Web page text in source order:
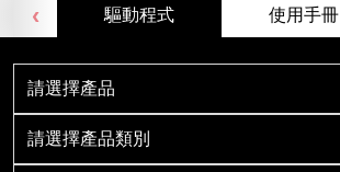
驅動程式 使用手冊
‹
請選擇產品
請選擇產品類別